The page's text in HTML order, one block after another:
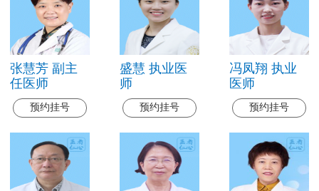
张慧芳 副主
任医师
预约挂号
盛慧 执业医
师
预约挂号
冯凤翔 执业
医师
预约挂号